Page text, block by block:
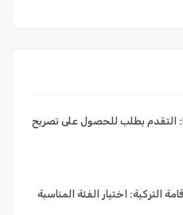
التقدم بطلب للحصول على تصريح
التركية: اختيار الفئة المناسبة